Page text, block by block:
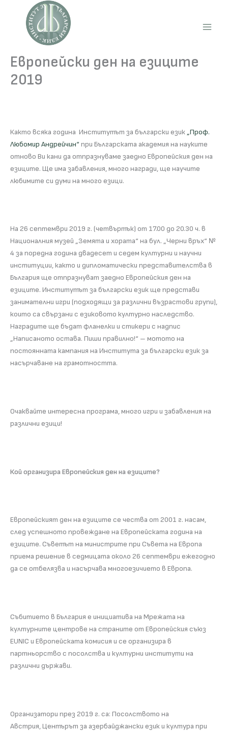
content
Европейски ден на езиците
2019
Както всяка година Институтът за български език „Проф.
Любомир Андрейчин“ при Българската академия на науките
отново Ви кани да отпразнуваме заедно Европейския ден на
езиците. Ще има забавления, много награди, ще научите
любимите си думи на много езици.
На 26 септември 2019 г. (четвъртък) от 17.00 до 20.30 ч. в
Националния музей „Земята и хората“ на бул. „Черни връх“ №
4 за поредна година двадесет и седем културни и научни
институции, както и дипломатически представителства в
България ще отпразнуват заедно Европейския ден на
езиците. Институтът за български език ще представи
занимателни игри (подходящи за различни възрастови групи),
които са свързани с езиковото културно наследство.
Наградите ще бъдат фланелки и стикери с надпис
„Написаното остава. Пиши правилно!“ – мотото на
постоянната кампания на Института за български език за
насърчаване на грамотността.
Очаквайте интересна програма, много игри и забавления на
различни езици!
Кой организира Европейския ден на езиците?
Европейският ден на езиците се чества от 2001 г. насам,
след успешното провеждане на Европейската година на
езиците. Съветът на министрите при Съвета на Европа
приема решение в седмицата около 26 септември ежегодно
да се отбелязва и насърчава многоезичието в Европа.
Събитието в България е инициатива на Мрежата на
културните центрове на страните от Европейския съюз
EUNIC и Европейската комисия и се организира в
партньорство с посолства и културни институти на
различни държави.
Организатори през 2019 г. са: Посолството на
Австрия, Центърът за азербайджански език и култура при